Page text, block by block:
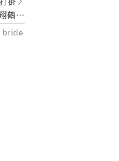
TANAN丹庵 色打掛「平安四季飛翔鶴」
bride